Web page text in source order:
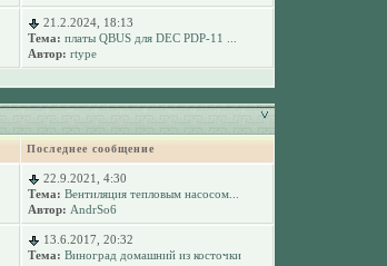
21.2.2024, 18:13
Тема: платы QBUS для DEC PDP-11 ...
Автор: rtype
Последнее сообщение
22.9.2021, 4:30
Тема: Вентиляция тепловым насосом...
Автор: AndrSo6
13.6.2017, 20:32
Тема: Виноград домашний из косточки